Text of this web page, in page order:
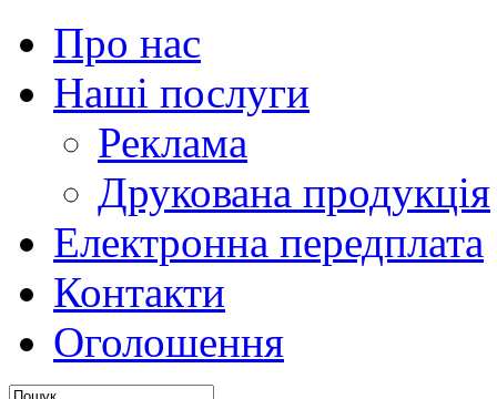
Про нас
Наші послуги
Реклама
Друкована продукція
Електронна передплата
Контакти
Оголошення